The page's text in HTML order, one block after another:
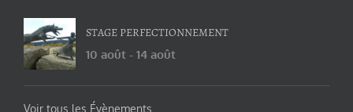
STAGE PERFECTIONNEMENT
10 août - 14 août
Voir tous les Évènements